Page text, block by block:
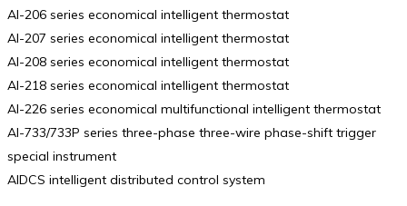
AI-206 series economical intelligent thermostat
AI-207 series economical intelligent thermostat
AI-208 series economical intelligent thermostat
AI-218 series economical intelligent thermostat
AI-226 series economical multifunctional intelligent thermostat
AI-733/733P series three-phase three-wire phase-shift trigger
special instrument
AIDCS intelligent distributed control system